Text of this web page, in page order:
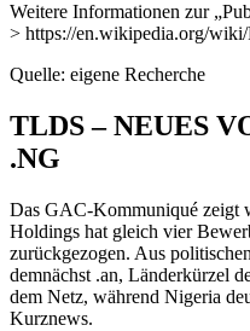
Weitere Informationen zur
> https://en.wikipedia.org/
Quelle: eigene Recherche
TLDS – NEUES
.NG
Das GAC-Kommuniqué zeigt
Holdings hat gleich vier
zurückgezogen. Aus
demnächst .an, Länderkürzel
dem Netz, während Nigeria
Kurznews.